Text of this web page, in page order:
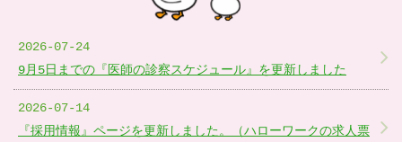
2026-07-24
9月5日までの『医師の診察スケジュール』を更新しました
2026-07-14
『採用情報』ページを更新しました。（ハローワークの求人票